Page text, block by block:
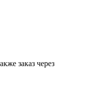
заказ через